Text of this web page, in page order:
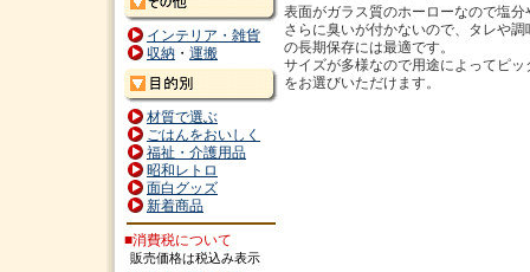
表面がガラス質のホーローなので塩分
さらに臭いが付かないので、タレや調
の長期保存には最適です。
サイズが多様なので用途によってピッ
をお選びいただけます。
インテリア・雑貨
収納 ・ 運搬
材質で選ぶ
ごはんをおいしく
福祉・介護用品
昭和レトロ
面白グッズ
新着商品
■消費税について
販売価格は税込み表示